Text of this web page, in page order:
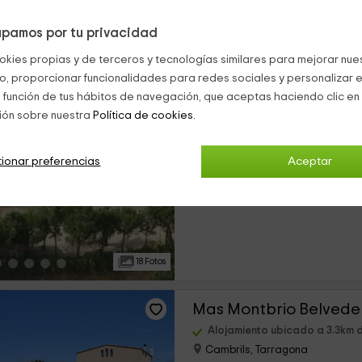
por tu privacidad
propias y de terceros y tecnologías similares para mejorar
proporcionar funcionalidades para redes sociales y personalizar
de tus hábitos de navegación, que aceptas haciendo clic
sobre nuestra Política de cookies.
Aceptar
preferencias
18 Fotos
Mas de N' Aubi
1 opiniones
Mas Montbrio
Alojamiento ubicado a 3.3km
Cambrils, Tarragona